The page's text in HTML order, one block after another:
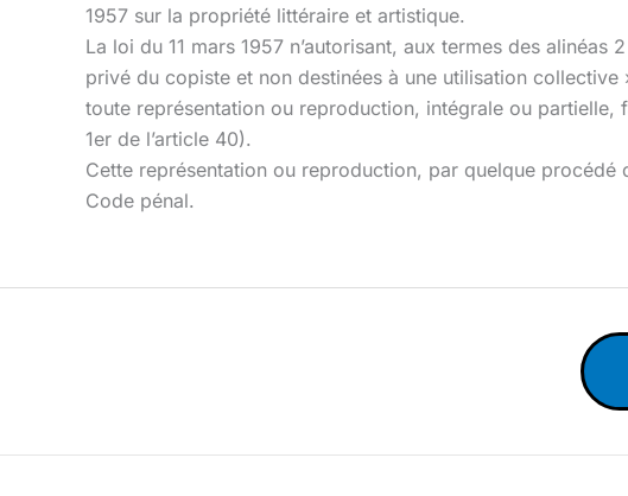
1957 sur la propriété littéraire et artistique.
La loi du 11 mars 1957 n’autorisant, aux termes des
privé du copiste et non destinées à une utilisation collective
toute représentation ou reproduction, intégrale ou partielle,
1er de l’article 40).
Cette représentation ou reproduction, par quelque
Code pénal.